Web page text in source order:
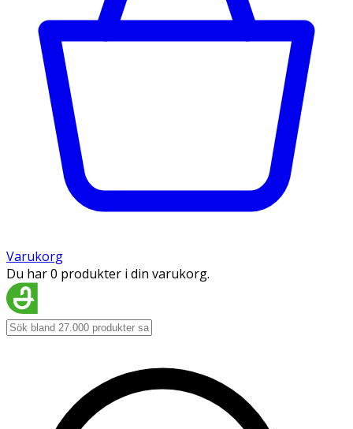
Varukorg
Du har 0 produkter i din varukorg.